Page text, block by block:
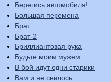
Берегись автомобиля!
Большая перемена
Брат
Брат-2
Бриллиантовая рука
Будьте моим мужем
В бой идут одни старики
Вам и не снилось